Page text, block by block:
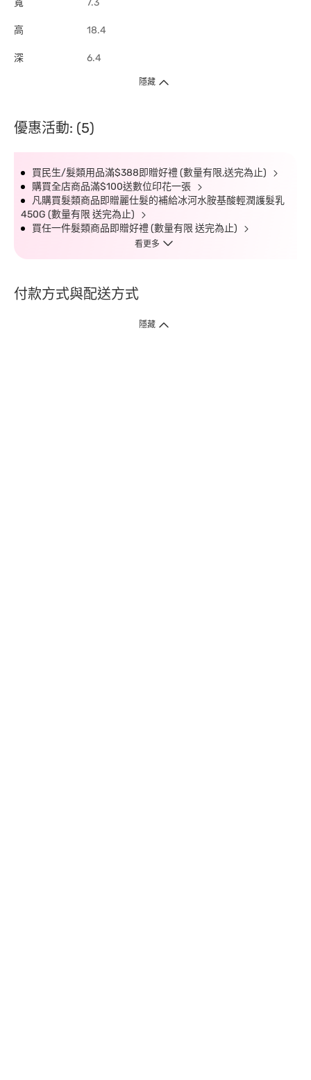
寬 7.3
高 18.4
深 6.4
隱藏
優惠活動: (5)
買民生/髮類用品滿$388即贈好禮 (數量有限,送完為止)
購買全店商品滿$100送數位印花一張
凡購買髮類商品即贈麗仕髮的補給冰河水胺基酸輕潤護髮乳
450G (數量有限 送完為止)
買任一件髮類商品即贈好禮 (數量有限 送完為止)
看更多
付款方式與配送方式
隱藏